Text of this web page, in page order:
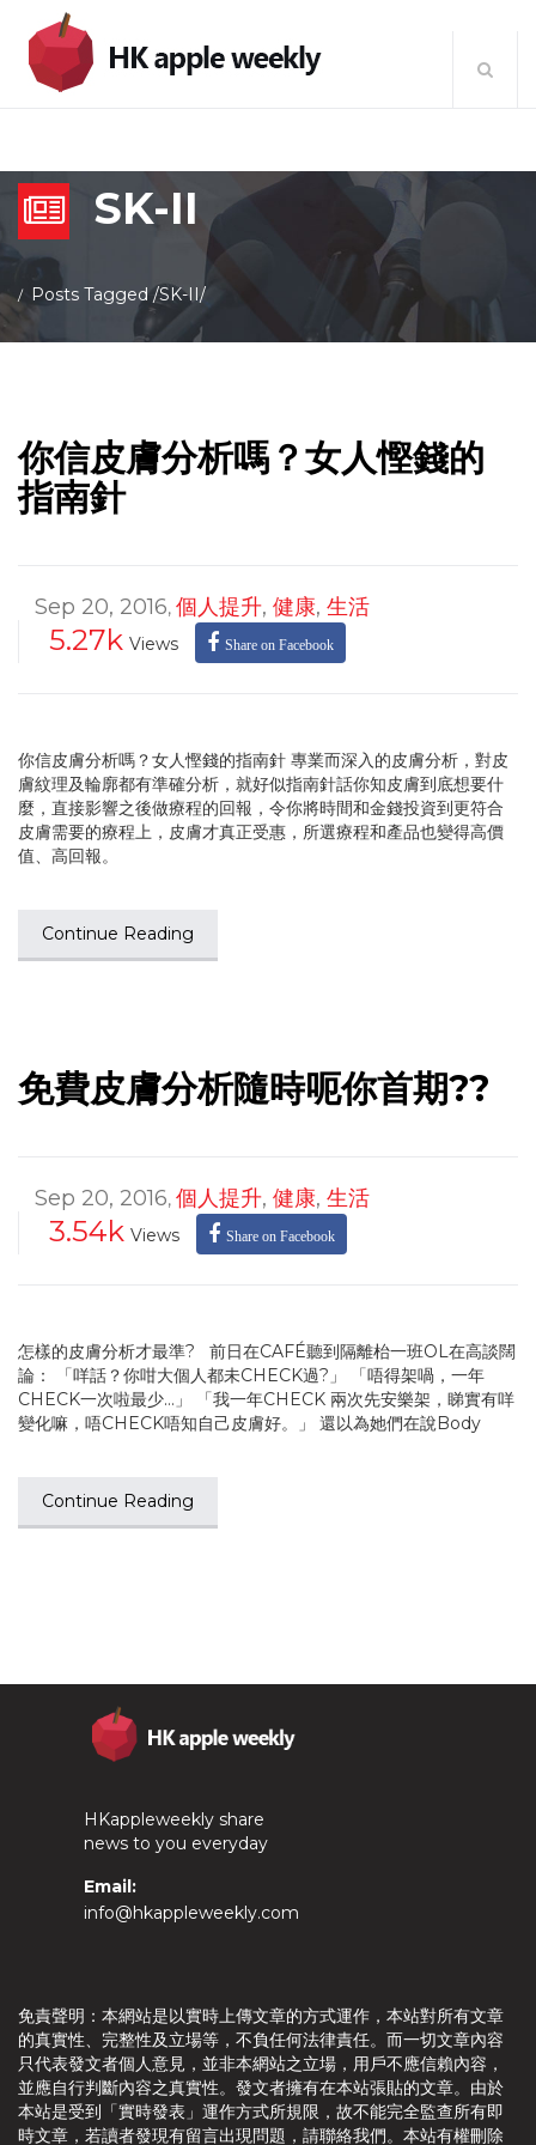
SK-II
Posts Tagged/SK-II/
你信皮膚分析嗎？女人慳錢的
指南針
Sep 20, 2016, 個人提升, 健康, 生活
5.27k Views Share on Facebook
你信皮膚分析嗎？女人慳錢的指南針 專業而深入的皮膚分析，對皮
膚紋理及輪廓都有準確分析，就好似指南針話你知皮膚到底想要什
麼，直接影響之後做療程的回報，令你將時間和金錢投資到更符合
皮膚需要的療程上，皮膚才真正受惠，所選療程和產品也變得高價
值、高回報。
Continue Reading
免費皮膚分析隨時呃你首期??
Sep 20, 2016, 個人提升, 健康, 生活
3.54k Views Share on Facebook
怎樣的皮膚分析才最準? 前日在CAFÉ聽到隔離枱一班OL在高談闊
論： 「咩話？你咁大個人都未CHECK過?」 「唔得架喎，一年
CHECK一次啦最少…」 「我一年CHECK 兩次先安樂架，睇實有咩
變化嘛，唔CHECK唔知自己皮膚好。」 還以為她們在說Body
Continue Reading
HKappleweekly share
news to you everyday
Email:
info@hkappleweekly.com
免責聲明：本網站是以實時上傳文章的方式運作，本站對所有文章
的真實性、完整性及立場等，不負任何法律責任。而一切文章內容
只代表發文者個人意見，並非本網站之立場，用戶不應信賴內容，
並應自行判斷內容之真實性。發文者擁有在本站張貼的文章。由於
本站是受到「實時發表」運作方式所規限，故不能完全監查所有即
時文章，若讀者發現有留言出現問題，請聯絡我們。本站有權刪除